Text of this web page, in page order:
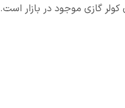
گازی موجود در بازار است.